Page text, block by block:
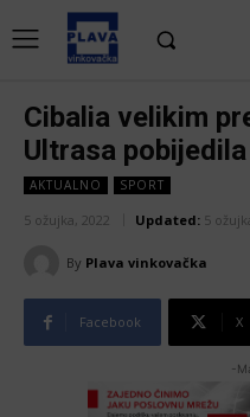
Cibalia velikim
Ultrasa
AKTUALNO SPORT
5 ožujka, 2022 Updated: 5
By Plava vinkovačka
Facebook X
-